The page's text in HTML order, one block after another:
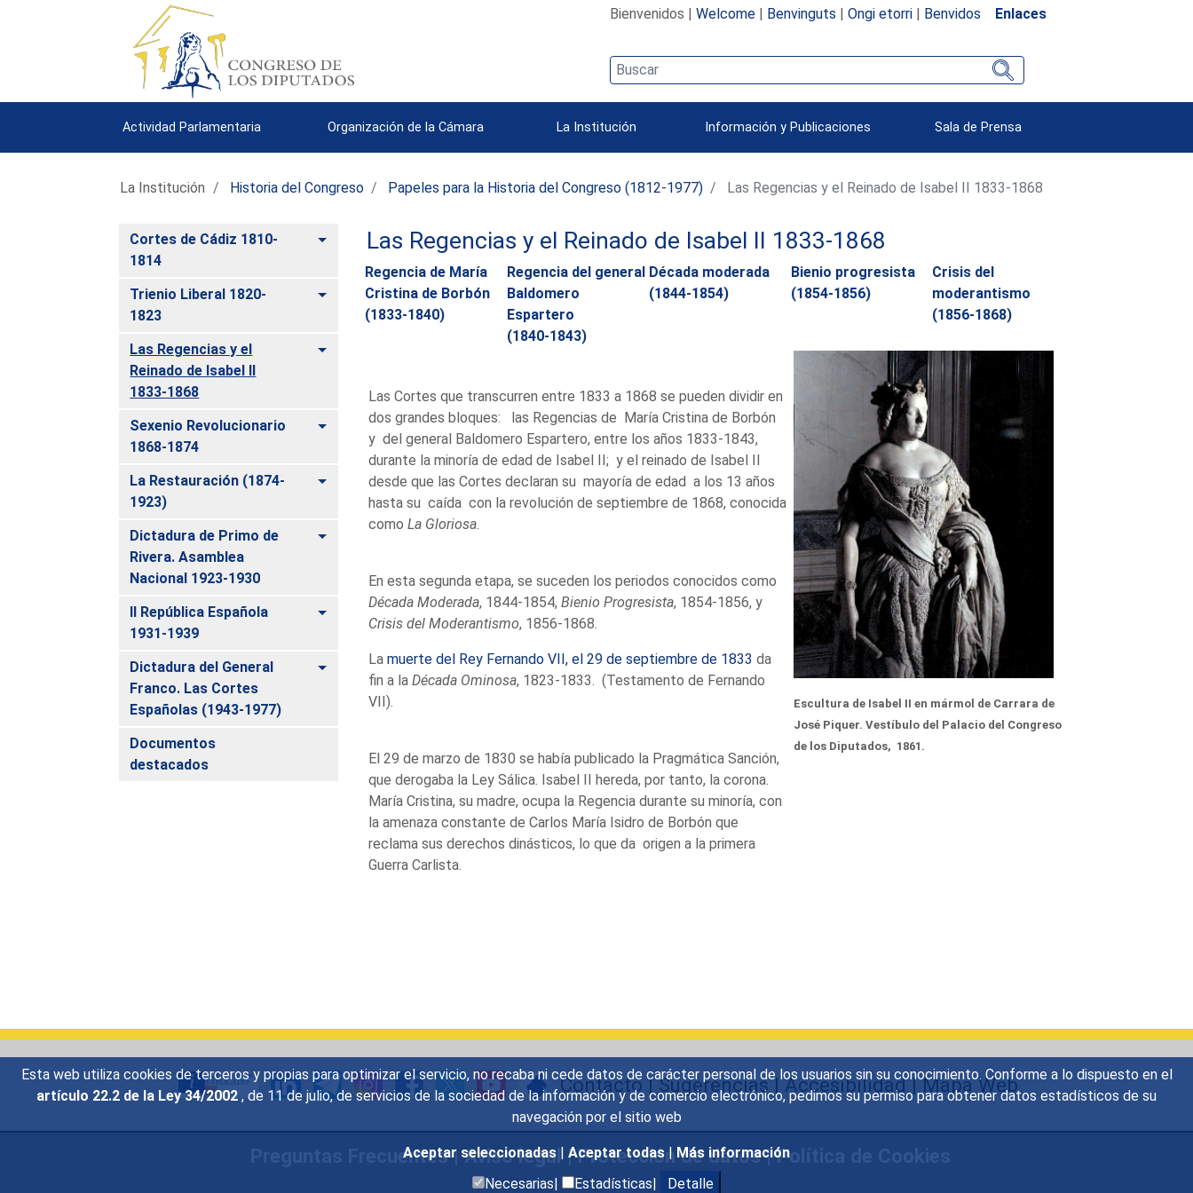
Esta web utiliza cookies de terceros y propias para optimizar el servicio, no recaba ni cede datos de carácter personal de los usuarios sin su conocimiento. Conforme a lo dispuesto en el
artículo 22.2 de la Ley 34/2002 , de 11 de julio, de servicios de la sociedad de la información y de comercio electrónico, pedimos su permiso para obtener datos estadísticos de su
navegación por el sitio web
Aceptar seleccionadas | Aceptar todas | Más información
Necesarias|
Estadísticas| Detalle
Bienvenidos | Welcome| Benvinguts | Ongi etorri| Benvidos Enlaces
Actividad Parlamentaria Organización de la Cámara La Institución Información y Publicaciones Sala de Prensa
La Institución Historia del Congreso Papeles para la Historia del Congreso (1812-1977) Las Regencias y el Reinado de Isabel II 1833-1868
Cortes de Cádiz 1810-
1814
Alternar
Trienio Liberal 1820-
1823
Alternar
Las Regencias y el
Reinado de Isabel II
1833-1868
Alternar
Sexenio Revolucionario
1868-1874
Alternar
La Restauración (1874-
1923)
Alternar
Dictadura de Primo de
Rivera. Asamblea
Nacional 1923-1930
Alternar
II República Española
1931-1939
Alternar
Dictadura del General
Franco. Las Cortes
Españolas (1943-1977)
Alternar
Documentos
destacados
Las Regencias y el Reinado de Isabel II 1833-1868
Regencia de María
Cristina de Borbón
(1833-1840)
Regencia del general
Baldomero
Espartero
(1840-1843)
Década moderada
(1844-1854)
Bienio progresista
(1854-1856)
Crisis del
moderantismo
(1856-1868)
Las Cortes que transcurren entre 1833 a 1868 se pueden dividir en
dos grandes bloques: las Regencias de María Cristina de Borbón
y del general Baldomero Espartero, entre los años 1833-1843,
durante la minoría de edad de Isabel II; y el reinado de Isabel II
desde que las Cortes declaran su mayoría de edad a los 13 años
hasta su caída con la revolución de septiembre de 1868, conocida
como La Gloriosa.
En esta segunda etapa, se suceden los periodos conocidos como
Década Moderada, 1844-1854, Bienio Progresista, 1854-1856, y
Crisis del Moderantismo, 1856-1868.
La muerte del Rey Fernando VII, el 29 de septiembre de 1833 da
fin a la Década Ominosa, 1823-1833. (Testamento de Fernando
VII).
El 29 de marzo de 1830 se había publicado la Pragmática Sanción,
que derogaba la Ley Sálica. Isabel II hereda, por tanto, la corona.
María Cristina, su madre, ocupa la Regencia durante su minoría, con
la amenaza constante de Carlos María Isidro de Borbón que
reclama sus derechos dinásticos, lo que da origen a la primera
Guerra Carlista.
Escultura de Isabel II en mármol de Carrara de
José Piquer. Vestíbulo del Palacio del Congreso
de los Diputados, 1861.
Contacto|Sugerencias|Accesibilidad|Mapa Web
Preguntas Frecuentes|Aviso legal|Protección de datos|Política de Cookies